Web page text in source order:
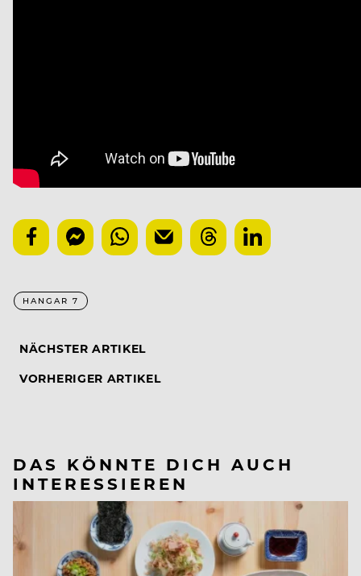
HANGAR 7
NÄCHSTER ARTIKEL
VORHERIGER ARTIKEL
DAS KÖNNTE DICH AUCH
INTERESSIEREN